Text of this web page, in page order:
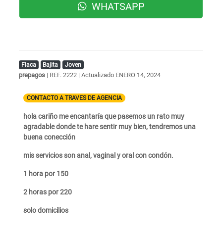
WHATSAPP
Flaca Bajita Joven
prepagos | REF. 2222 | Actualizado ENERO 14, 2024
CONTACTO A TRAVES DE AGENCIA
hola cariño me encantaría que pasemos un rato muy
agradable donde te hare sentir muy bien, tendremos una
buena conección
mis servicios son anal, vaginal y oral con condón.
1 hora por 150
2 horas por 220
solo domicilios